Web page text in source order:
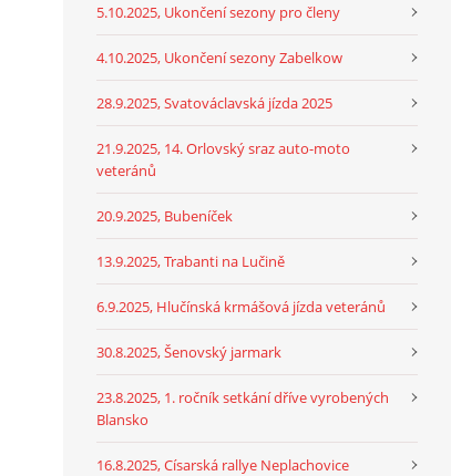
5.10.2025, Ukončení sezony pro členy
4.10.2025, Ukončení sezony Zabelkow
28.9.2025, Svatováclavská jízda 2025
21.9.2025, 14. Orlovský sraz auto-moto
veteránů
20.9.2025, Bubeníček
13.9.2025, Trabanti na Lučině
6.9.2025, Hlučínská krmášová jízda veteránů
30.8.2025, Šenovský jarmark
23.8.2025, 1. ročník setkání dříve vyrobených
Blansko
16.8.2025, Císarská rallye Neplachovice